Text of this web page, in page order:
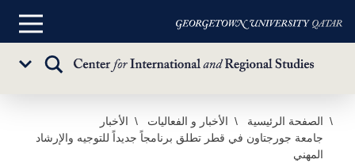
تخطي
المحتوى
القائمة
تبديل
الصفحة الرئيسية الأخبار و الفعاليات
الأخبار
جامعة جورجتاون في قطر تطلق برنامجاً جديداً للتوجيه والإرشاد
المهني